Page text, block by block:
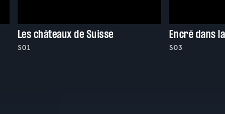
Les châteaux de Suisse
S01
Encré dans
S03